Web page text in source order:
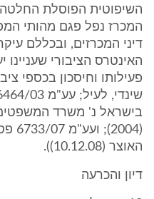
השיפוטית הפוסלת החלטה
המכרז נפל פגם מהותי
דיני המכרזים, ובכללם
האינטרס הציבורי שעניינו
האוצר (10.12.08)).
דיון והכרעה